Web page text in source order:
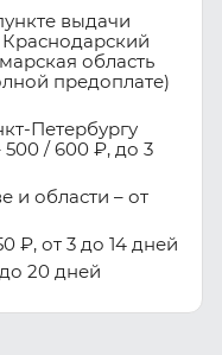
выдачи
область
предоплате)
Петербургу
/ 600 ₽, до 3
и области – от
₽, от 3 до 14 дней
20 дней